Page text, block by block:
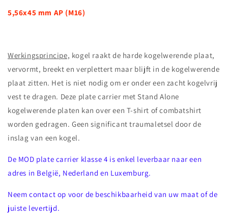
5,56x45 mm AP (M16)
Werkingsprincipe, kogel raakt de harde kogelwerende plaat,
vervormt, breekt en verplettert maar blijft in de kogelwerende
plaat zitten. Het is niet nodig om er onder een ​​zacht kogelvrij
vest te dragen. Deze plate carrier met Stand Alone
kogelwerende platen kan over een T-shirt of combatshirt
worden gedragen. Geen significant traumaletsel door de
inslag van een kogel.
De MOD plate carrier klasse 4 is enkel leverbaar naar een
adres in België, Nederland en Luxemburg.
Neem contact op voor de beschikbaarheid van uw maat of de
juiste levertijd.